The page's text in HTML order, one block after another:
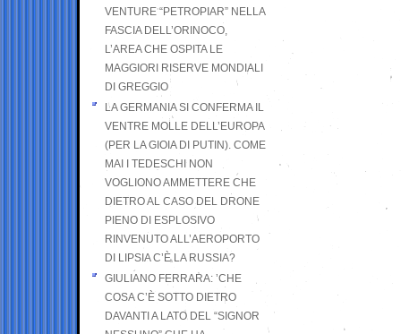
VENTURE “PETROPIAR” NELLA
FASCIA DELL’ORINOCO,
L’AREA CHE OSPITA LE
MAGGIORI RISERVE MONDIALI
DI GREGGIO
LA GERMANIA SI CONFERMA IL
VENTRE MOLLE DELL’EUROPA
(PER LA GIOIA DI PUTIN). COME
MAI I TEDESCHI NON
VOGLIONO AMMETTERE CHE
DIETRO AL CASO DEL DRONE
PIENO DI ESPLOSIVO
RINVENUTO ALL’AEROPORTO
DI LIPSIA C’È LA RUSSIA?
GIULIANO FERRARA: ’CHE
COSA C’È SOTTO DIETRO
DAVANTI A LATO DEL “SIGNOR